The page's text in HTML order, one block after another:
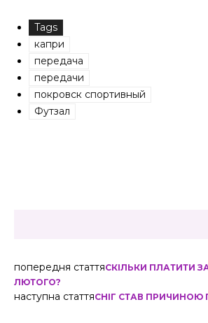
Tags
капри
передача
передачи
покровск спортивный
Футзал
попередня статтяСКІЛЬКИ ПЛАТИТИ
ЛЮТОГО?
наступна статтяСНІГ СТАВ ПРИЧИНОЮ